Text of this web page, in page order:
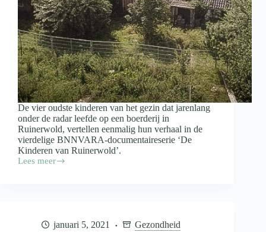
De vier oudste kinderen van het gezin dat jarenlang
onder de radar leefde op een boerderij in
Ruinerwold, vertellen eenmalig hun verhaal in de
vierdelige BNNVARA-documentaireserie ‘De
Kinderen van Ruinerwold’.
Lees meer
Documentaireserie
BNNVARAjanuari 5, 2021 Gezondheid